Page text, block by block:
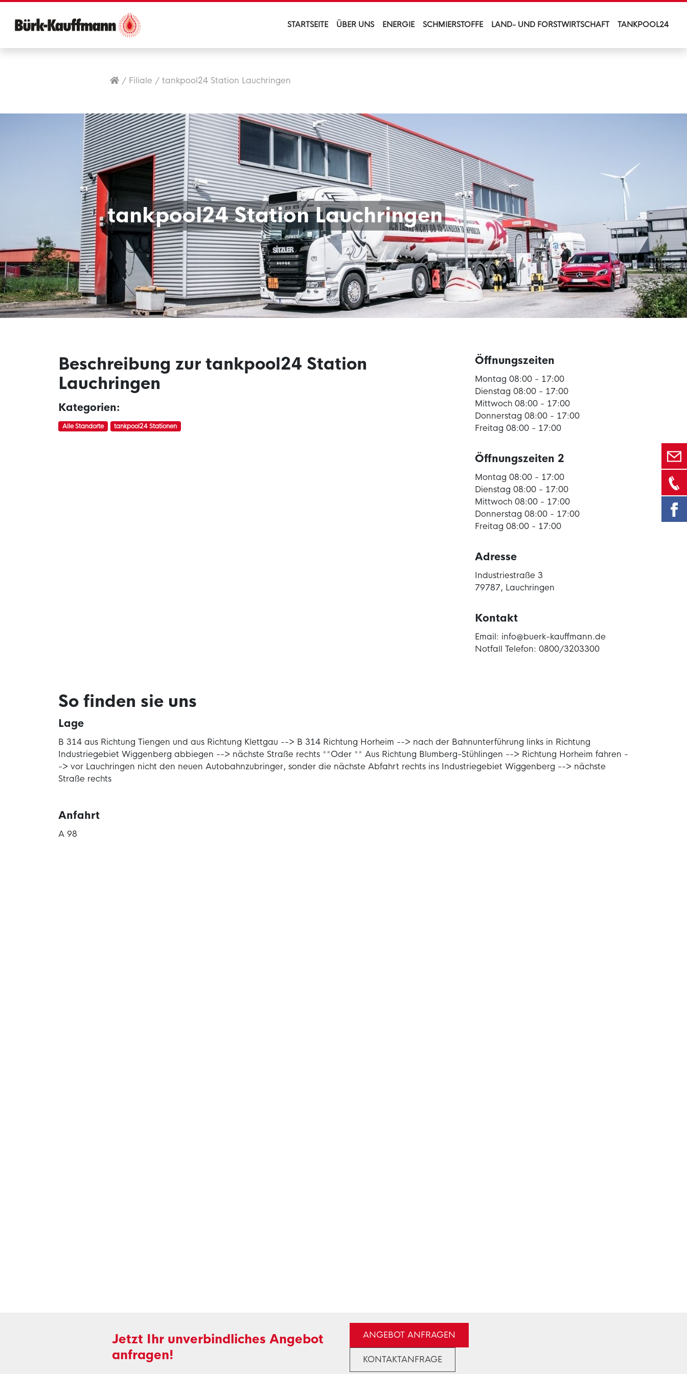
STARTSEITE ÜBER UNS ENERGIE SCHMIERSTOFFE LAND- UND FORSTWIRTSCHAFT TANKPOOL24
/ Filiale /tankpool24 Station Lauchringen
tankpool24 Station Lauchringen
Beschreibung zur tankpool24 Station
Lauchringen
Kategorien:
Alle Standorte tankpool24 Stationen
Öffnungszeiten
Montag 08:00 - 17:00
Dienstag 08:00 - 17:00
Mittwoch 08:00 - 17:00
Donnerstag 08:00 - 17:00
Freitag 08:00 - 17:00
Öffnungszeiten 2
Montag 08:00 - 17:00
Dienstag 08:00 - 17:00
Mittwoch 08:00 - 17:00
Donnerstag 08:00 - 17:00
Freitag 08:00 - 17:00
Adresse
Industriestraße 3
79787, Lauchringen
Kontakt
Email: info@buerk-kauffmann.de
Notfall Telefon: 0800/3203300
So finden sie uns
Lage
B 314 aus Richtung Tiengen und aus Richtung Klettgau --> B 314 Richtung Horheim --> nach der Bahnunterführung links in Richtung
Industriegebiet Wiggenberg abbiegen --> nächste Straße rechts **Oder ** Aus Richtung Blumberg-Stühlingen --> Richtung Horheim fahren -
-> vor Lauchringen nicht den neuen Autobahnzubringer, sonder die nächste Abfahrt rechts ins Industriegebiet Wiggenberg --> nächste
Straße rechts
Anfahrt
A 98
Jetzt Ihr unverbindliches Angebot
anfragen!
ANGEBOT ANFRAGEN
KONTAKTANFRAGE